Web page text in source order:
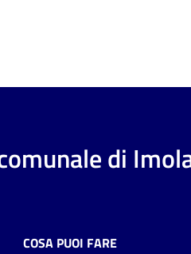
di
COSA PUOI FARE